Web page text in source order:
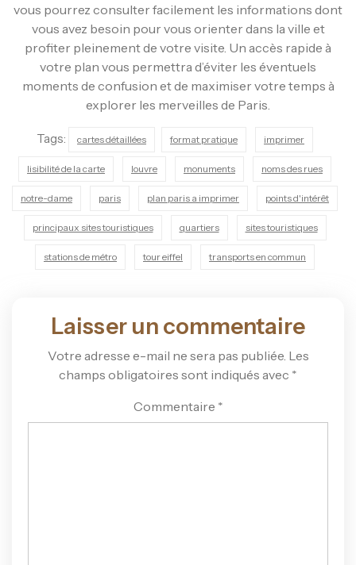
vous pourrez consulter facilement les informations dont
vous avez besoin pour vous orienter dans la ville et
profiter pleinement de votre visite. Un accès rapide à
votre plan vous permettra d’éviter les éventuels
moments de confusion et de maximiser votre temps à
explorer les merveilles de Paris.
Tags: cartes détaillées format pratique imprimer
lisibilité de la carte louvre monuments noms des rues
notre-dame paris plan paris a imprimer points d'intérêt
principaux sites touristiques quartiers sites touristiques
stations de métro tour eiffel transports en commun
Laisser un commentaire
Votre adresse e-mail ne sera pas publiée. Les
champs obligatoires sont indiqués avec *
Commentaire *